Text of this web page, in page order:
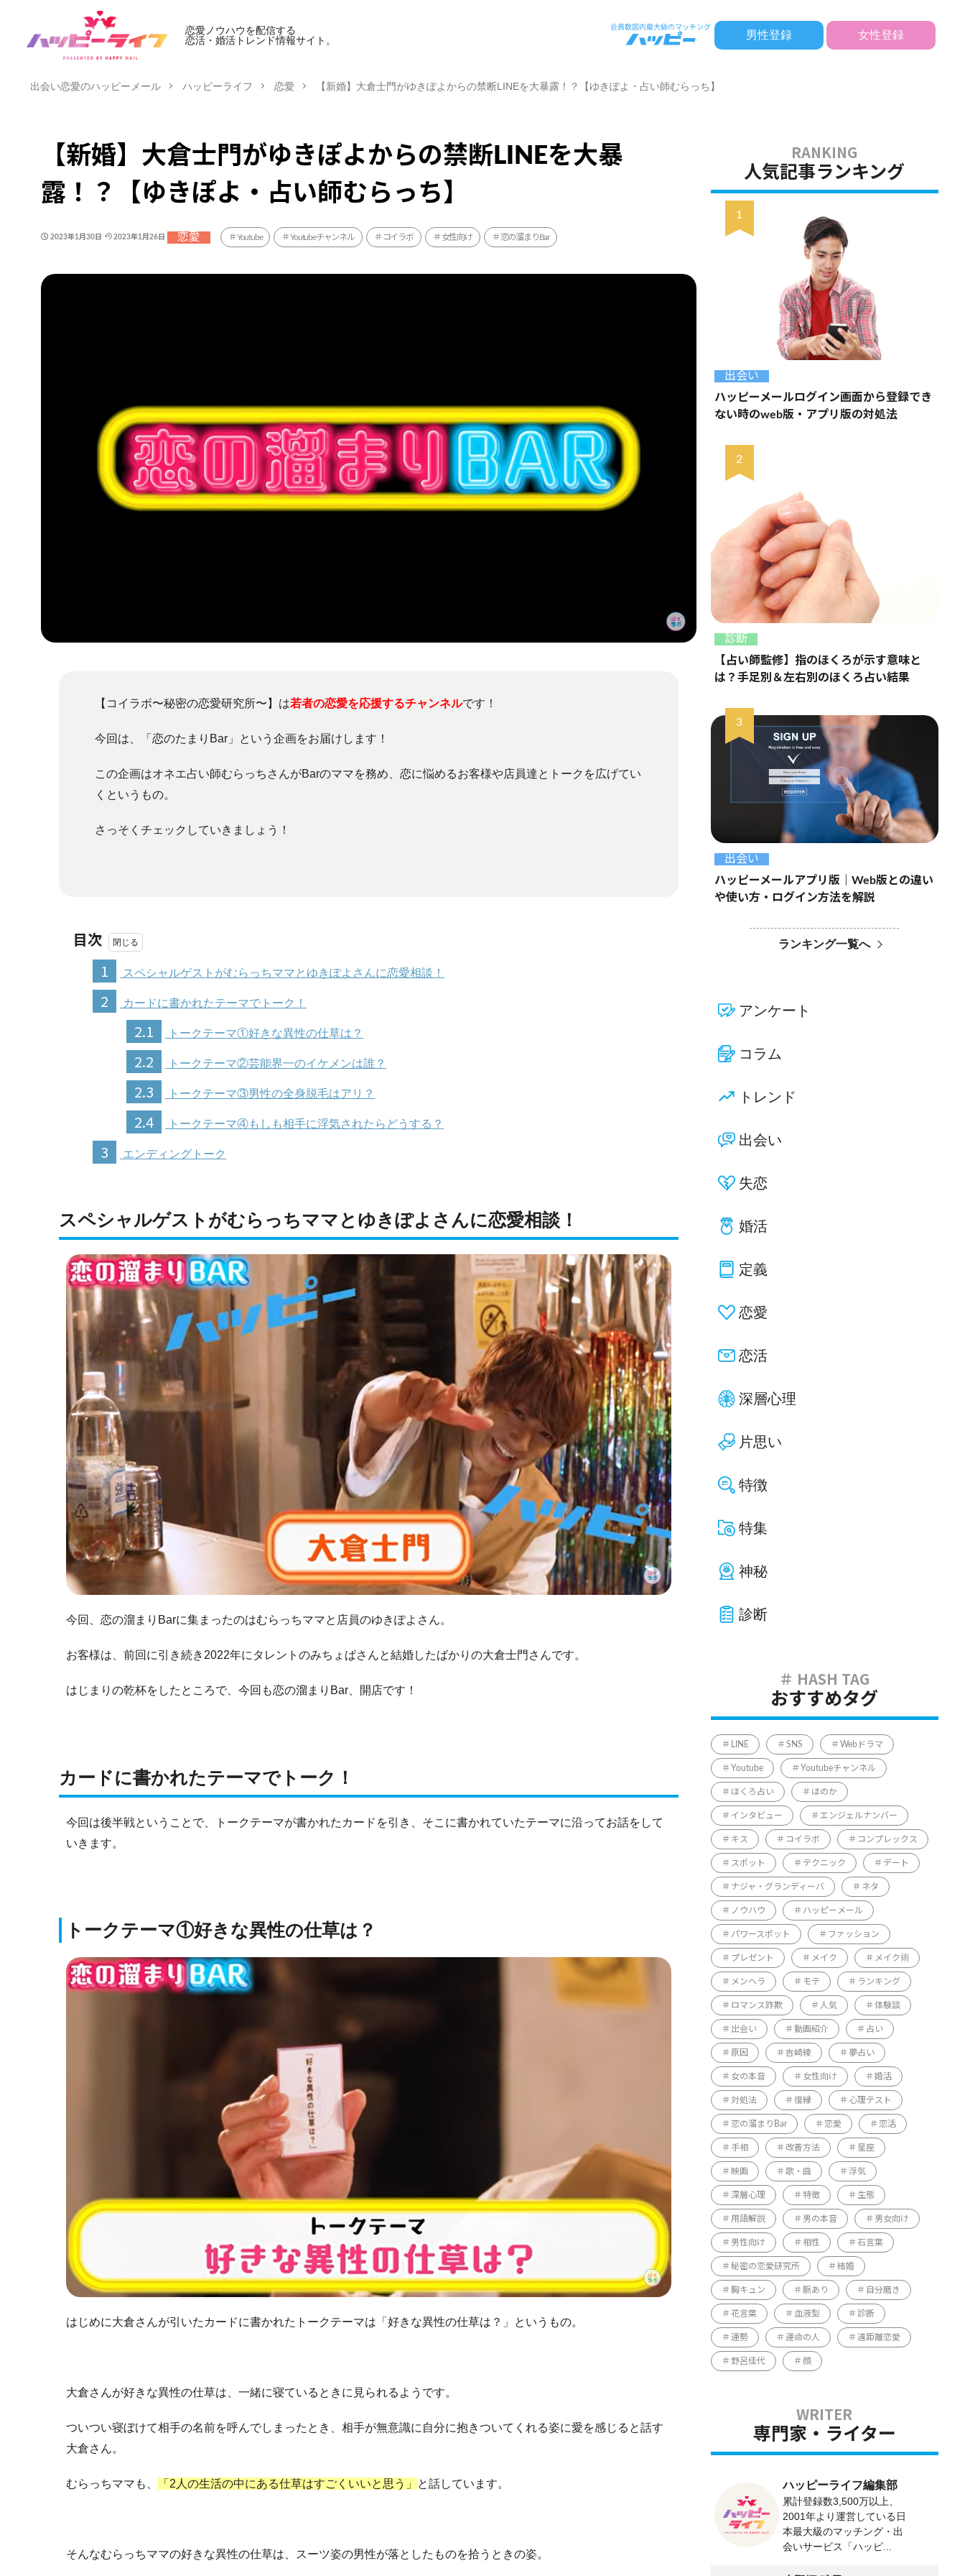
恋愛ノウハウを配信する
恋活・婚活トレンド情報サイト。
男性登録 女性登録
出会い恋愛のハッピーメール ハッピーライフ 恋愛 【新婚】大倉士門がゆきぽよからの禁断LINEを大暴露！？【ゆきぽよ・占い師むらっち】
【新婚】大倉士門がゆきぽよからの禁断LINEを大暴
露！？【ゆきぽよ・占い師むらっち】
2023年1月30日 2023年1月26日 恋愛 Youtube Youtubeチャンネル コイラボ 女性向け 恋の溜まりBar
【コイラボ〜秘密の恋愛研究所〜】は若者の恋愛を応援するチャンネルです！
今回は、「恋のたまりBar」という企画をお届けします！
この企画はオネエ占い師むらっちさんがBarのママを務め、恋に悩めるお客様や店員達とトークを広げてい
くというもの。
さっそくチェックしていきましょう！
目次
1
スペシャルゲストがむらっちママとゆきぽよさんに恋愛相談！
2 カードに書かれたテーマでトーク！
2.1 トークテーマ①好きな異性の仕草は？
2.2 トークテーマ②芸能界一のイケメンは誰？
2.3 トークテーマ③男性の全身脱毛はアリ？
2.4 トークテーマ④もしも相手に浮気されたらどうする？
3 エンディングトーク
スペシャルゲストがむらっちママとゆきぽよさんに恋愛相談！
今回、恋の溜まりBarに集まったのはむらっちママと店員のゆきぽよさん。
お客様は、前回に引き続き2022年にタレントのみちょぱさんと結婚したばかりの大倉士門さんです。
はじまりの乾杯をしたところで、今回も恋の溜まりBar、開店です！
カードに書かれたテーマでトーク！
今回は後半戦ということで、トークテーマが書かれたカードを引き、そこに書かれていたテーマに沿ってお話をして
いきます。
トークテーマ①好きな異性の仕草は？
はじめに大倉さんが引いたカードに書かれたトークテーマは「好きな異性の仕草は？」というもの。
大倉さんが好きな異性の仕草は、一緒に寝ているときに見られるようです。
ついつい寝ぼけて相手の名前を呼んでしまったとき、相手が無意識に自分に抱きついてくれる姿に愛を感じると話す
大倉さん。
むらっちママも、 「2人の生活の中にある仕草はすごくいいと思う」 と話しています。
そんなむらっちママの好きな異性の仕草は、スーツ姿の男性が落としたものを拾うときの姿。
人気記事ランキング
出会い
ハッピーメールログイン画面から登録でき
ない時のweb版・アプリ版の対処法
診断
【占い師監修】指のほくろが示す意味と
は？手足別＆左右別のほくろ占い結果
出会い
ハッピーメールアプリ版｜Web版との違い
や使い方・ログイン方法を解説
ランキング一覧へ
アンケート
コラム
トレンド
出会い
失恋
婚活
定義
恋愛
恋活
深層心理
片思い
特徴
特集
神秘
診断
おすすめタグ
LINE SNS Webドラマ
Youtube Youtubeチャンネル
ほくろ占い ほのか
インタビュー エンジェルナンバー
キス コイラボ コンプレックス
スポット テクニック デート
ナジャ・グランディーバ ネタ
ノウハウ ハッピーメール
パワースポット ファッション
プレゼント メイク メイク術
メンヘラ モテ ランキング
ロマンス詐欺 人気 体験談
出会い 動画紹介 占い
原因 吉崎綾 夢占い
女の本音 女性向け 婚活
対処法 復縁 心理テスト
恋の溜まりBar 恋愛 恋活
手相 改善方法 星座
映画 歌・曲 浮気
深層心理 特徴 生態
用語解説 男の本音 男女向け
男性向け 相性 石言葉
秘密の恋愛研究所 結婚
胸キュン 脈あり 自分磨き
花言葉 血液型 診断
運勢 運命の人 遠距離恋愛
野呂佳代 顔
専門家・ライター
ハッピーライフ編集部
累計登録数3,500万以上、
2001年より運営している日
本最大級のマッチング・出
会いサービス「ハッピ...